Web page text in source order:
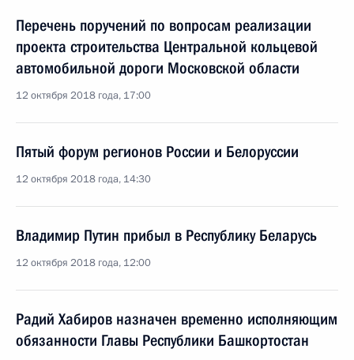
Перечень поручений по вопросам реализации
проекта строительства Центральной кольцевой
автомобильной дороги Московской области
12 октября 2018 года, 17:00
Пятый форум регионов России и Белоруссии
12 октября 2018 года, 14:30
Владимир Путин прибыл в Республику Беларусь
12 октября 2018 года, 12:00
Радий Хабиров назначен временно исполняющим
обязанности Главы Республики Башкортостан